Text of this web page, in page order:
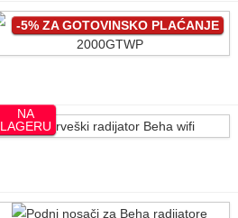
-5% ZA GOTOVINSKO PLAĆANJE
NA
LAGERU